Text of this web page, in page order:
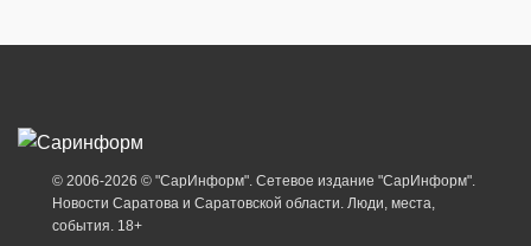
© 2006-2026 © "СарИнформ". Сетевое издание "СарИнформ".
Новости Саратова и Саратовской области. Люди, места,
события. 18+